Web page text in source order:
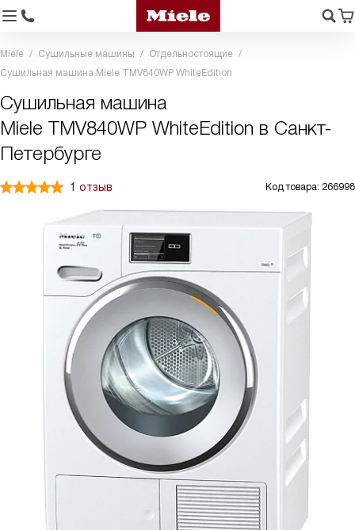
Miele Сушильные машины
Отдельностоящие
Сушильная машина Miele TMV840WP WhiteEdition
Сушильная машина
Miele TMV840WP WhiteEdition в Санкт-
Петербурге
1 отзыв Код товара: 266998